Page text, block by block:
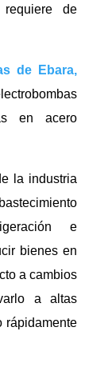
requiere de
de Ebara,
en acero
la industria
e
bienes en
a cambios
a altas
rápidamente